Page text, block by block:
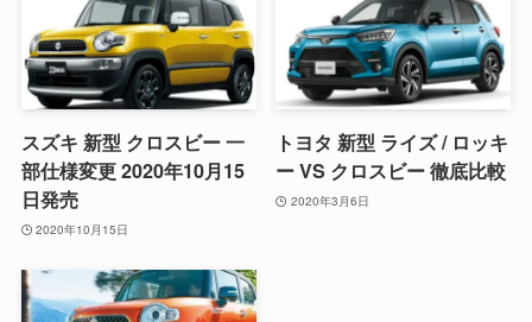
スズキ 新型 クロスビー 一
部仕様変更 2020年10月15
日発売
2020年10月15日
トヨタ 新型 ライズ / ロッキ
ー VS クロスビー 徹底比較
2020年3月6日